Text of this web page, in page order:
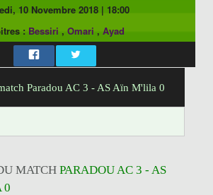
10 Novembre 2018 | 18:00
: Bessiri , Omari , Ayad
Paradou AC 3 - AS Aïn M'lila 0
MATCH PARADOU AC 3 - AS
0